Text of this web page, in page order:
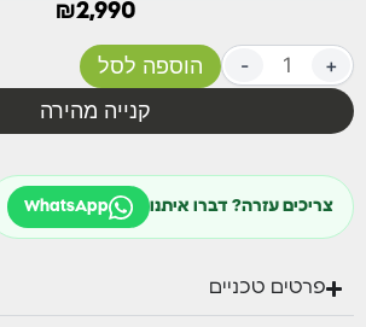
הכריות ניתנות לכיבוס ע”י שליפה
בגב כל כרית.
מידות ומפרט:
זמין בצבע לבן או אפור כהה
כורסאות יחיד: 74/80 ס”מ.
שולחן תואם: 120/59 ס”מ
₪2,990
- +
הוספה לסל
קנייה מהירה
צריכים עזרה? דברו איתנו WhatsApp
פרטים טכניים